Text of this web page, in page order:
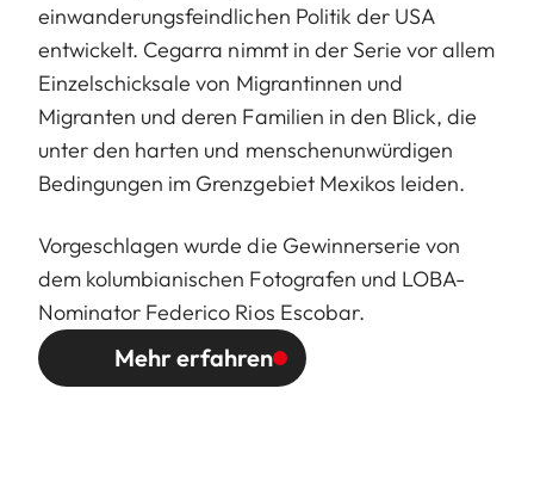
einwanderungsfeindlichen Politik der USA
entwickelt. Cegarra nimmt in der Serie vor allem
Einzelschicksale von Migrantinnen und
Migranten und deren Familien in den Blick, die
unter den harten und menschenunwürdigen
Bedingungen im Grenzgebiet Mexikos leiden.
Vorgeschlagen wurde die Gewinnerserie von
dem kolumbianischen Fotografen und LOBA-
Nominator Federico Rios Escobar.
Mehr erfahren